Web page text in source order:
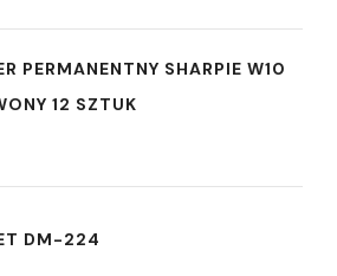
PERMANENTNY SHARPIE W10
12 SZTUK
DM-224